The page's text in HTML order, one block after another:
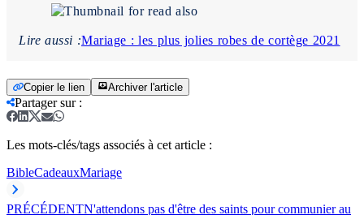
Lire aussi :Mariage : les plus jolies robes de cortège 2021
Copier le lien Archiver l'article
Partager sur:
Les mots-clés/tags associés à cet article :
BibleCadeauxMariage
PRÉCÉDENTN'attendons pas d'être des saints pour communier au